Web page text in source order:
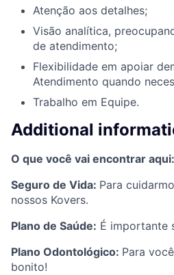
Atenção aos detalhes;
Visão analítica,
de atendimento;
Flexibilidade em apoiar
Atendimento quando
Trabalho em Equipe.
Additional
O que você vai encontrar aqui:
Seguro de Vida: Para
nossos Kovers.
Plano de Saúde: É importante
Plano Odontológico: Para
bonito!